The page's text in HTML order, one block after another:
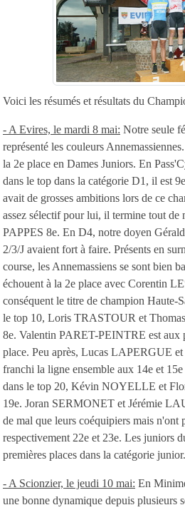
Voici les résumés et résultats du
- A Evires, le mardi 8 mai: Notre seule
représenté les couleurs
la 2e place en Dames Juniors. En
dans le top dans la catégorie D1, il est
avait de grosses ambitions lors de ce
assez sélectif pour lui, il termine tout de
PAPPES 8e. En D4, notre doyen
2/3/J avaient fort à faire. Présents en
course, les Annemassiens se sont bien
échouent à la 2e place avec Corentin
conséquent le titre de champion Haute-
le top 10, Loris TRASTOUR et
8e. Valentin PARET-PEINTRE est aux
place. Peu après, Lucas LAPERGUE
franchi la ligne ensemble aux 14e et
dans le top 20, Kévin NOYELLE et
19e. Joran SERMONET et Jérémie
de mal que leurs coéquipiers mais n'ont
respectivement 22e et 23e. Les juniors
premières places dans la catégorie junior.
- A Scionzier, le jeudi 10 mai: En
une bonne dynamique depuis plusieurs